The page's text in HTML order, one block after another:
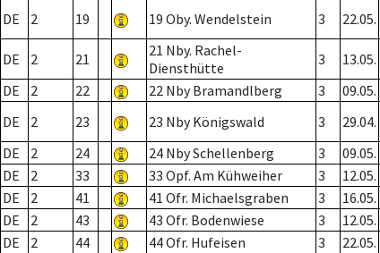
DE
2 19 19 Oby. Wendelstein 3 22.05.
DE 2 21
21 Nby. Rachel-
Diensthütte
3 13.05.
DE
2 22 22 Nby Bramandlberg 3 09.05.
DE
2 23 23 Nby Königswald 3 29.04.
DE
2 24 24 Nby Schellenberg 3 09.05.
DE
2 33 33 Opf. Am Kühweiher 3 12.05.
DE
2 41 41 Ofr. Michaelsgraben 3 16.05.
DE
2 43 43 Ofr. Bodenwiese 3 12.05.
DE
2 44 44 Ofr. Hufeisen 3 22.05.